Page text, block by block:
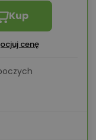
Kup
cenę